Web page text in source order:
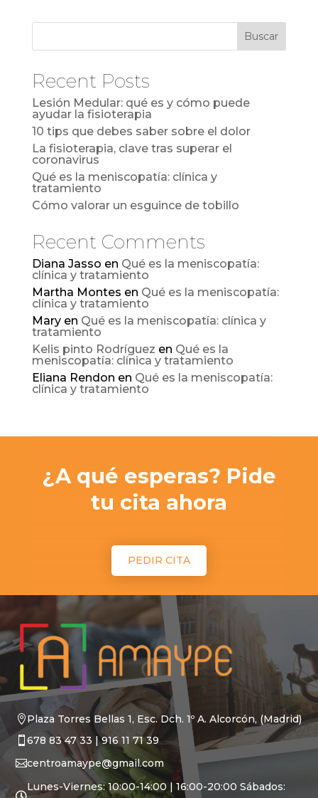
Buscar
Recent Posts
Lesión Medular: qué es y cómo puede
ayudar la fisioterapia
10 tips que debes saber sobre el dolor
La fisioterapia, clave tras superar el
coronavirus
Qué es la meniscopatía: clínica y
tratamiento
Cómo valorar un esguince de tobillo
Recent Comments
Diana Jasso en Qué es la meniscopatía:
clínica y tratamiento
Martha Montes en Qué es la meniscopatía:
clínica y tratamiento
Maryen Qué es la meniscopatía: clínica y
tratamiento
Kelis pinto Rodríguez en Qué es la
meniscopatía: clínica y tratamiento
Eliana Rendon en Qué es la meniscopatía:
clínica y tratamiento
¿A qué esperas? Pide
tu cita ahora
PEDIR CITA
Plaza Torres Bellas 1, Esc. Dch. 1º A.Alcorcón, (Madrid)
678 83 47 33 |916 11 71 39
centroamaype@gmail.com
Lunes-Viernes: 10:00-14:00 | 16:00-20:00 Sábados: